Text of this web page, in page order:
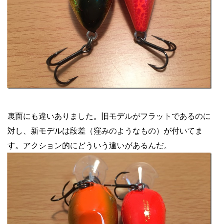
裏面にも違いありました。旧モデルがフラットであるのに
対し、新モデルは段差（窪みのようなもの）が付いてま
す。アクション的にどういう違いがあるんだ。